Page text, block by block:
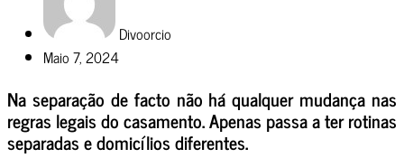
Divoorcio
Maio 7, 2024
Na separação de facto não há qualquer mudança nas
regras legais do casamento. Apenas passa a ter rotinas
separadas e domicílios diferentes.